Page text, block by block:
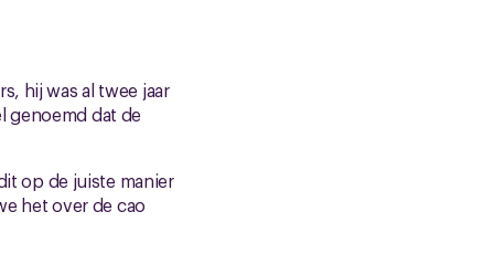
hij was al twee jaar
genoemd dat de
op de juiste manier
het over de cao